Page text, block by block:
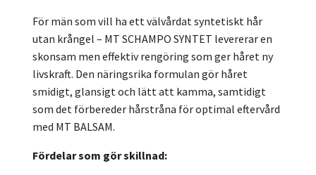
För män som vill ha ett välvårdat syntetiskt hår
utan krångel – MT SCHAMPO SYNTET levererar en
skonsam men effektiv rengöring som ger håret ny
livskraft. Den näringsrika formulan gör håret
smidigt, glansigt och lätt att kamma, samtidigt
som det förbereder hårstråna för optimal eftervård
med MT BALSAM.
Fördelar som gör skillnad: